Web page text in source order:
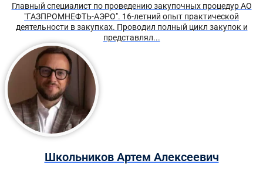
Главный специалист по проведению закупочных процедур АО
"ГАЗПРОМНЕФТЬ-АЭРО". 16-летний опыт практической
деятельности в закупках. Проводил полный цикл закупок и
представлял...
Школьников Артем Алексеевич